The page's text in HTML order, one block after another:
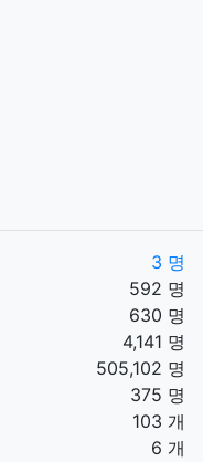
3 명
592 명
630 명
4,141 명
505,102 명
375 명
103 개
6 개